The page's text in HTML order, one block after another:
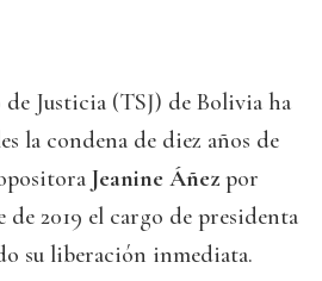
Justicia (TSJ) de Bolivia ha
la condena de diez años de
Jeanine Áñez por
2019 el cargo de presidenta
su liberación inmediata.